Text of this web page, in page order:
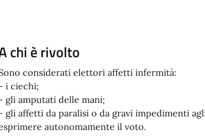
chi è rivolto
considerati elettori affetti infermità:
i ciechi;
gli amputati delle mani;
gli affetti da paralisi o da gravi impedimenti
autonomamente il voto.